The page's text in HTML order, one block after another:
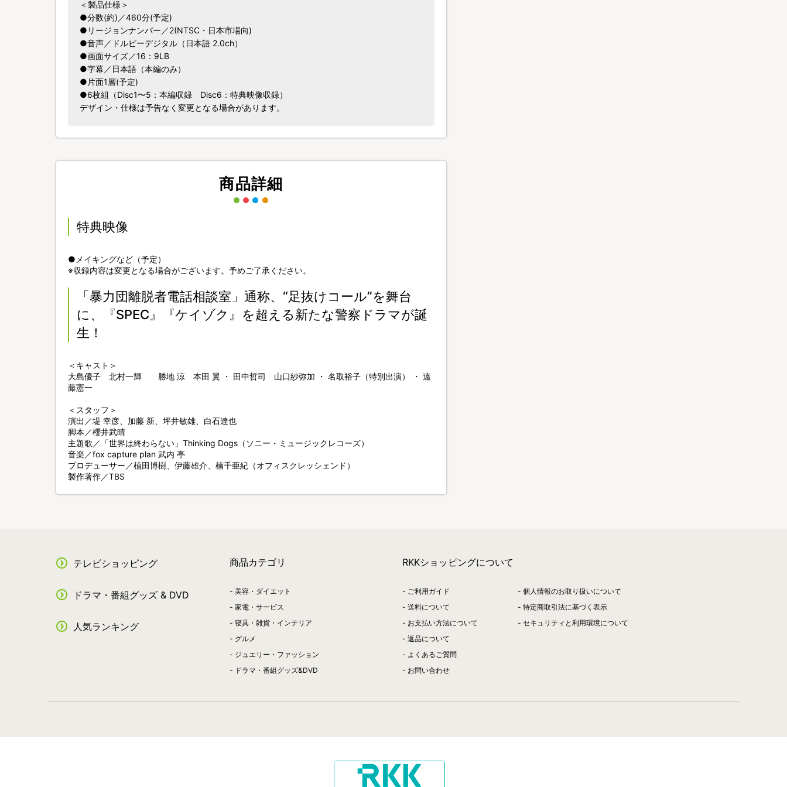
＜製品仕様＞
●分数(約)／460分(予定)
●リージョンナンバー／2(NTSC・日本市場向)
●音声／ドルビーデジタル（日本語 2.0ch）
●画面サイズ／16：9LB
●字幕／日本語（本編のみ）
●片面1層(予定)
●6枚組（Disc1〜5：本編収録 Disc6：特典映像収録）
デザイン・仕様は予告なく変更となる場合があります。
商品詳細
特典映像
●メイキングなど（予定）
※収録内容は変更となる場合がございます。予めご了承ください。
「暴力団離脱者電話相談室」通称、“足抜けコール”を舞台
に、『SPEC』『ケイゾク』を超える新たな警察ドラマが誕
生！
＜キャスト＞
大島優子 北村一輝 勝地 涼 本田 翼 ・ 田中哲司 山口紗弥加 ・ 名取裕子（特別出演） ・ 遠
藤憲一
＜スタッフ＞
演出／堤 幸彦、加藤 新、坪井敏雄、白石達也
脚本／櫻井武晴
主題歌／「世界は終わらない」Thinking Dogs（ソニー・ミュージックレコーズ）
音楽／fox capture plan 武内 亭
プロデューサー／植田博樹、伊藤雄介、楠千亜紀（オフィスクレッシェンド）
製作著作／TBS
テレビショッピング
ドラマ・番組グッズ & DVD
人気ランキング
商品カテゴリ
美容・ダイエット
家電・サービス
寝具・雑貨・インテリア
グルメ
ジュエリー・ファッション
ドラマ・番組グッズ&DVD
RKKショッピングについて
ご利用ガイド
送料について
お支払い方法について
返品について
よくあるご質問
お問い合わせ
個人情報のお取り扱いについて
特定商取引法に基づく表示
セキュリティと利用環境について